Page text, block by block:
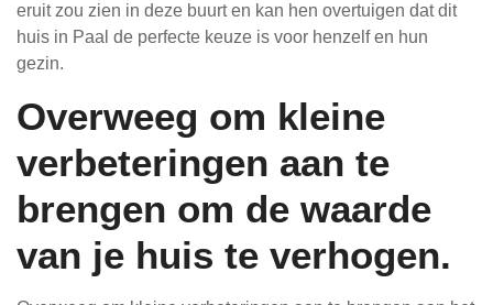
eruit zou zien in deze buurt en kan hen overtuigen dat dit
huis in Paal de perfecte keuze is voor henzelf en hun
gezin.
Overweeg om kleine
verbeteringen aan te
brengen om de waarde
van je huis te verhogen.